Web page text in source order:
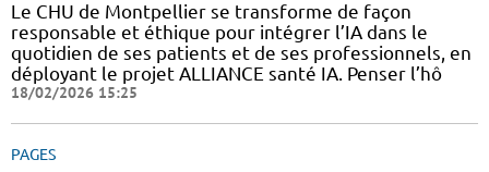
Le CHU de Montpellier se transforme de façon
responsable et éthique pour intégrer l’IA dans le
quotidien de ses patients et de ses professionnels, en
déployant le projet ALLIANCE santé IA. Penser l’hô
18/02/2026 15:25
PAGES